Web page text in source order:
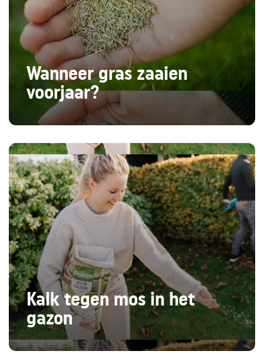
Wanneer gras zaaien
voorjaar?
Kalk tegen mos in het
gazon